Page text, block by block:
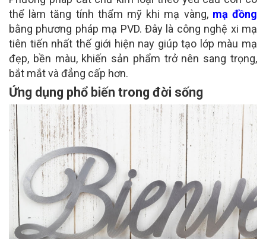
thể làm tăng tính thẩm mỹ khi mạ vàng, mạ đồng
bằng phương pháp mạ PVD. Đây là công nghệ xi mạ
tiên tiến nhất thế giới hiện nay giúp tạo lớp màu mạ
đẹp, bền màu, khiến sản phẩm trở nên sang trọng,
bắt mắt và đẳng cấp hơn.
Ứng dụng phổ biến trong đời sống